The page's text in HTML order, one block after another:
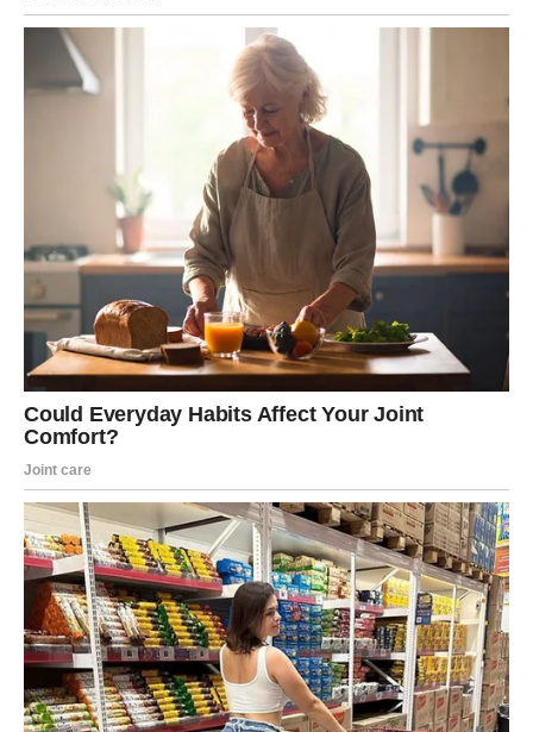
POBEDA
Možda najvažnija promena dešava se u vama.
Bik koji je ranije ćutao sada zna da postavi granice.
Bik koji je nekada trpeo sada bira sebe.
Bik koji je sumnjao sada zna koliko vredi.
Ta unutrašnja sigurnost postaje magnet za spoljašnje
uspehe.
Vi više ne jurite priznanje – ono dolazi samo.
Vi više ne dokazujete vrednost – ona je očigledna.
ste upravo to – dosledni, istrajni i stabilni.
KARMIČKO PORAVNANJE –
PRAVDA DOLAZI TIHO
Ako je neko pokušao da umanji vaš trud, sada će se
suočiti sa činjenicama.
Ako je neko iskoristio vašu dobrotu, sada će shvatiti šta je